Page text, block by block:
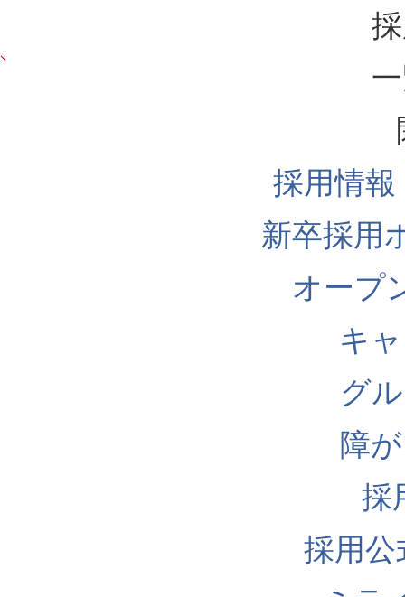
採用情
新卒採用
オープ
キ
グ
障
採
採用公